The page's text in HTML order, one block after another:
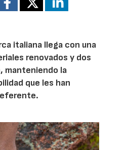
italiana llega con una
renovados y dos
manteniendo la
que les han